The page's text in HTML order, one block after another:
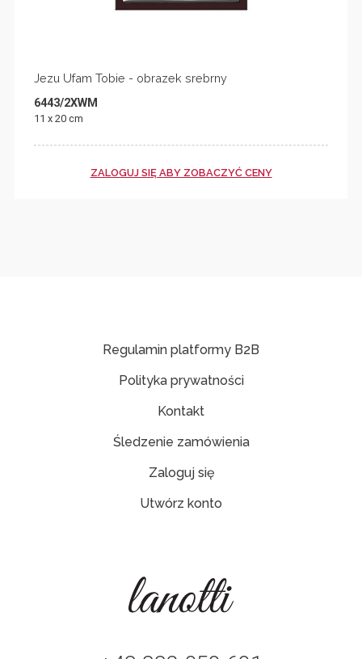
Jezu Ufam Tobie - obrazek srebrny
6443/2XWM
11 x 20 cm
ZALOGUJ SIĘ ABY ZOBACZYĆ CENY
Regulamin platformy B2B
Polityka prywatności
Kontakt
Śledzenie zamówienia
Zaloguj się
Utwórz konto